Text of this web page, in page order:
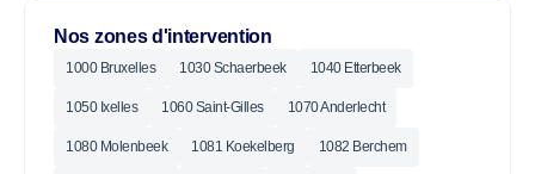
Nos zones d'intervention
1000 Bruxelles 1030 Schaerbeek 1040 Etterbeek
1050 Ixelles 1060 Saint-Gilles 1070 Anderlecht
1080 Molenbeek 1081 Koekelberg 1082 Berchem